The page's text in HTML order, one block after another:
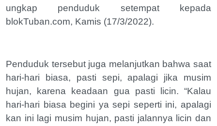
ungkap penduduk setempat kepada
blokTuban.com, Kamis (17/3/2022).
Penduduk tersebut juga melanjutkan bahwa saat
hari-hari biasa, pasti sepi, apalagi jika musim
hujan, karena keadaan gua pasti licin. “Kalau
hari-hari biasa begini ya sepi seperti ini, apalagi
kan ini lagi musim hujan, pasti jalannya licin dan